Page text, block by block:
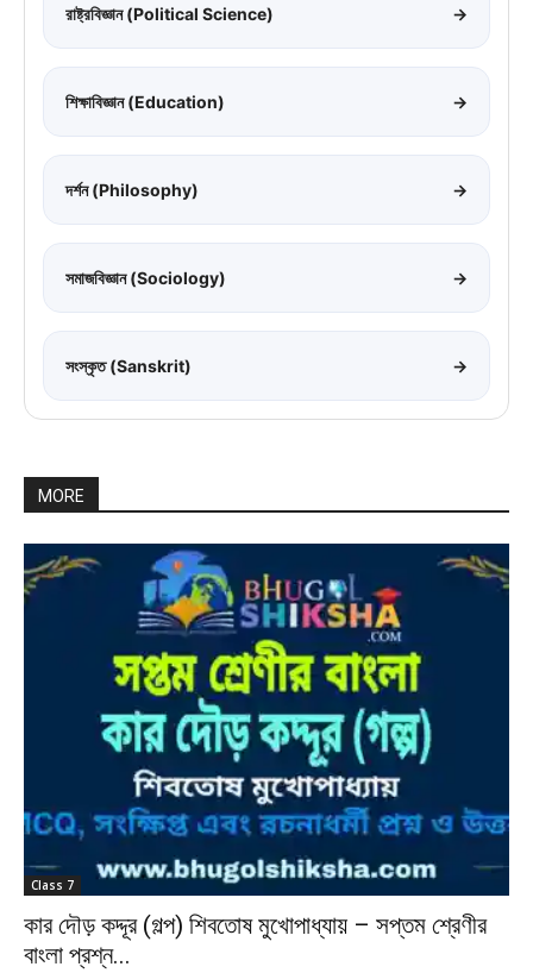
রাষ্ট্রবিজ্ঞান (Political Science) →
শিক্ষাবিজ্ঞান (Education) →
দর্শন (Philosophy) →
সমাজবিজ্ঞান (Sociology) →
সংস্কৃত (Sanskrit) →
MORE
Class 7
কার দৌড় কদ্দূর (গল্প) শিবতোষ মুখোপাধ্যায় – সপ্তম শ্রেণীর
বাংলা প্রশ্ন...